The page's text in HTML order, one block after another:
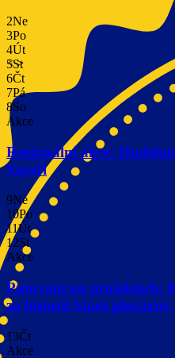
< >
2Ne
3Po
4Út
5St
6Čt
7Pá
8So
Akce
Regionální akce:
Veveří
9Ne
10Po
11Út
12St
Akce
Putování po projektech:
za historií Staré
13Čt
Akce